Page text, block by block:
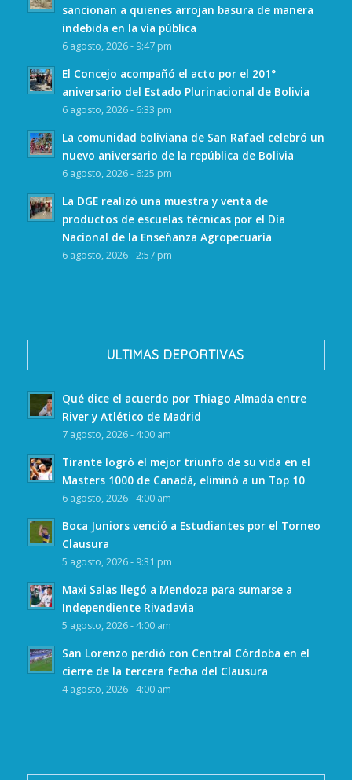
sancionan a quienes arrojan basura de manera
indebida en la vía pública
6 agosto, 2026 - 9:47 pm
El Concejo acompañó el acto por el 201°
aniversario del Estado Plurinacional de Bolivia
6 agosto, 2026 - 6:33 pm
La comunidad boliviana de San Rafael celebró un
nuevo aniversario de la república de Bolivia
6 agosto, 2026 - 6:25 pm
La DGE realizó una muestra y venta de
productos de escuelas técnicas por el Día
Nacional de la Enseñanza Agropecuaria
6 agosto, 2026 - 2:57 pm
ULTIMAS DEPORTIVAS
Qué dice el acuerdo por Thiago Almada entre
River y Atlético de Madrid
7 agosto, 2026 - 4:00 am
Tirante logró el mejor triunfo de su vida en el
Masters 1000 de Canadá, eliminó a un Top 10
6 agosto, 2026 - 4:00 am
Boca Juniors venció a Estudiantes por el Torneo
Clausura
5 agosto, 2026 - 9:31 pm
Maxi Salas llegó a Mendoza para sumarse a
Independiente Rivadavia
5 agosto, 2026 - 4:00 am
San Lorenzo perdió con Central Córdoba en el
cierre de la tercera fecha del Clausura
4 agosto, 2026 - 4:00 am